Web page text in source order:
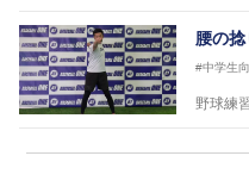
腰の
#中学生
野球練